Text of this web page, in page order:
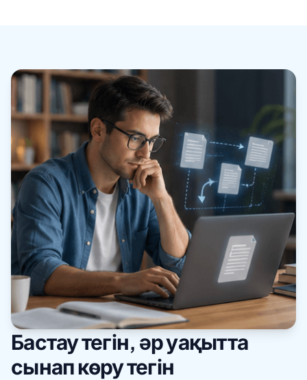
Бастау тегін, әр уақытта
сынап көру тегін